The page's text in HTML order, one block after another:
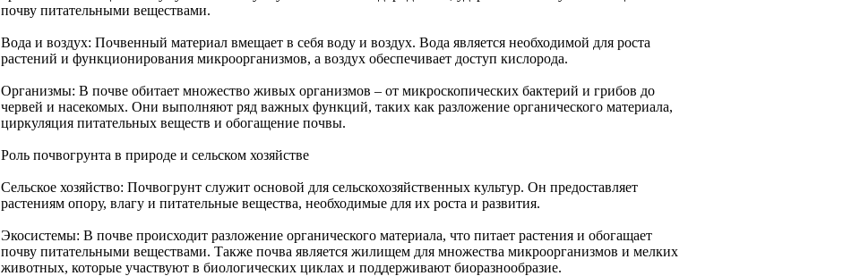
почву питательными веществами.
Вода и воздух: Почвенный материал вмещает в себя воду и воздух. Вода является необходимой для роста
растений и функционирования микроорганизмов, а воздух обеспечивает доступ кислорода.
Организмы: В почве обитает множество живых организмов – от микроскопических бактерий и грибов до
червей и насекомых. Они выполняют ряд важных функций, таких как разложение органического материала,
циркуляция питательных веществ и обогащение почвы.
Роль почвогрунта в природе и сельском хозяйстве
Сельское хозяйство: Почвогрунт служит основой для сельскохозяйственных культур. Он предоставляет
растениям опору, влагу и питательные вещества, необходимые для их роста и развития.
Экосистемы: В почве происходит разложение органического материала, что питает растения и обогащает
почву питательными веществами. Также почва является жилищем для множества микроорганизмов и мелких
животных, которые участвуют в биологических циклах и поддерживают биоразнообразие.